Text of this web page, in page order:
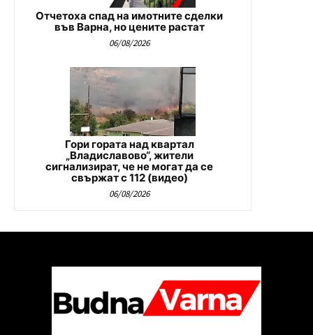
Отчетоха спад на имотните сделки
във Варна, но цените растат
06/08/2026
Гори гората над квартал
„Владиславово“, жители
сигнализират, че не могат да се
свържат с 112 (видео)
06/08/2026